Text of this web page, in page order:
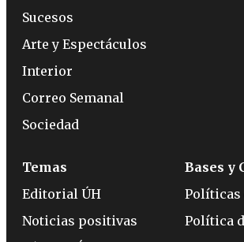
Sucesos
Arte y Espectáculos
Interior
Correo Semanal
Sociedad
Temas
Editorial ÚH
Noticias positivas
Bases y
Políticas
Política